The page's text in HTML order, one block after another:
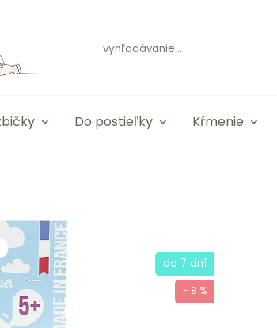
Do postieľky Kŕmenie
do 7 dní
- 8 %